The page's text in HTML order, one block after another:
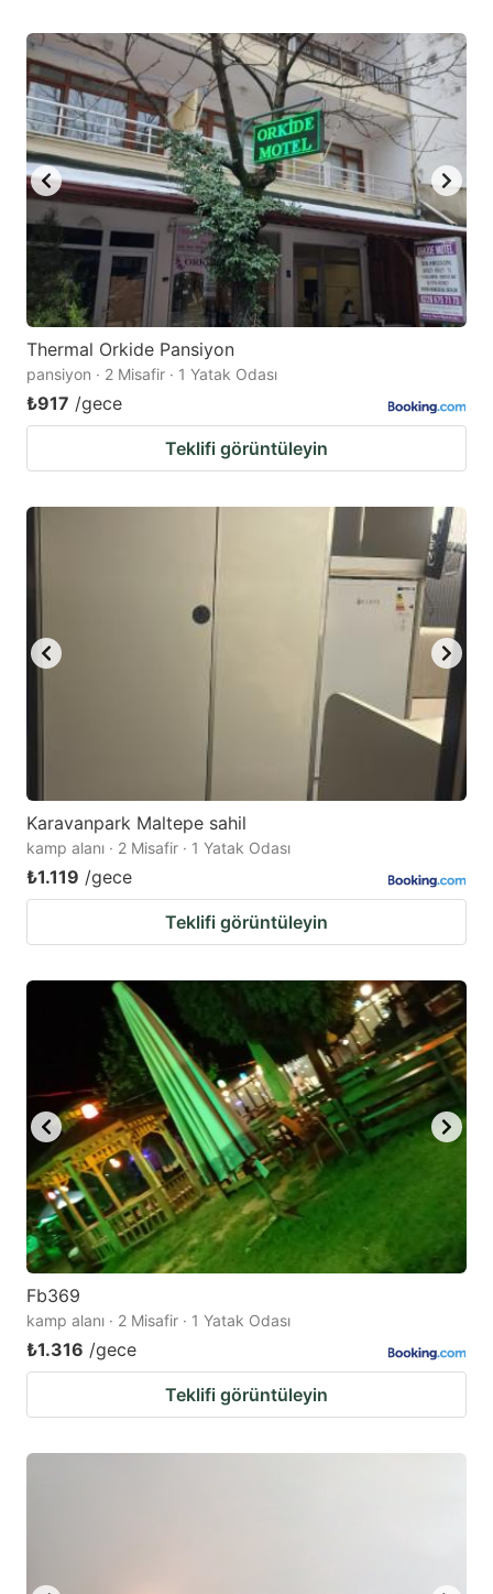
Thermal Orkide Pansiyon
pansiyon · 2 Misafir · 1 Yatak Odası
₺917 /gece
Teklifi görüntüleyin
Karavanpark Maltepe sahil
kamp alanı · 2 Misafir · 1 Yatak Odası
₺1.119 /gece
Teklifi görüntüleyin
Fb369
kamp alanı · 2 Misafir · 1 Yatak Odası
₺1.316 /gece
Teklifi görüntüleyin